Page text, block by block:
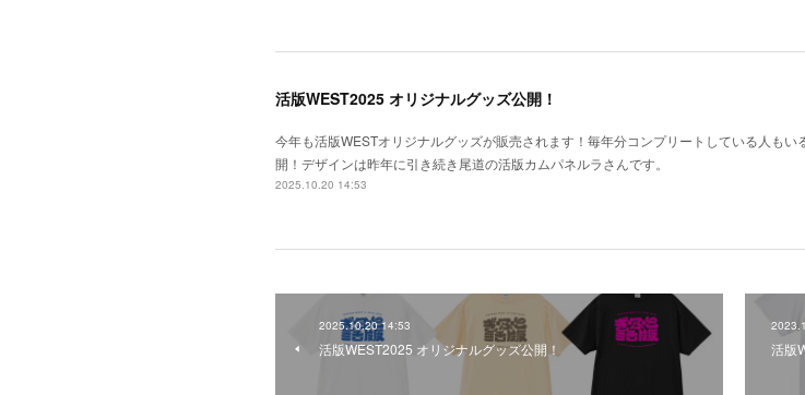
活版WEST2025 オリジナルグッズ公開！
今年も活版WESTオリジナルグッズが販売されます！毎年分コンプリートしている人も
開！デザインは昨年に引き続き尾道の活版カムパネルラさんです。
2025.10.20 14:53
2025.10.20 14:53
活版WEST2025 オリジナルグッズ公開！ 活版